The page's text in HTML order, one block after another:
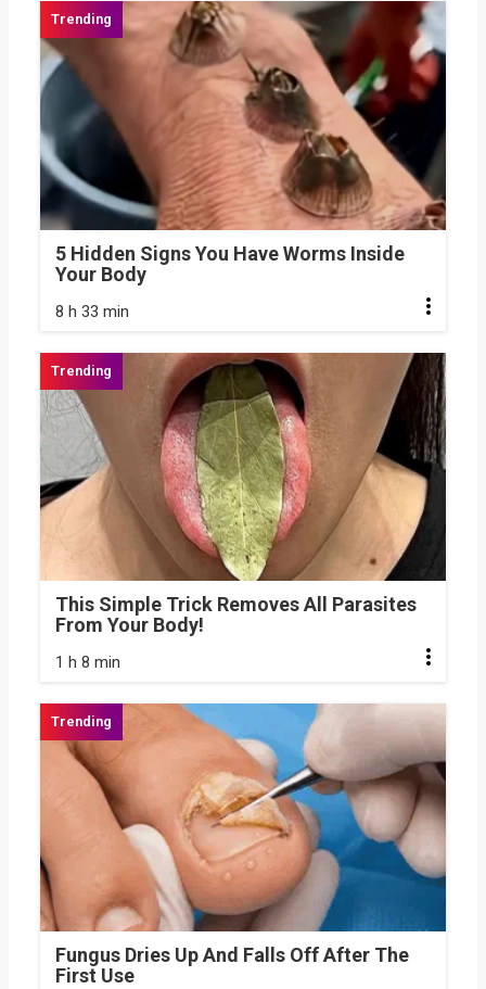
5 Hidden Signs You Have Worms Inside
Your Body
8 h 33 min
This Simple Trick Removes All Parasites
From Your Body!
1 h 8 min
Fungus Dries Up And Falls Off After The
First Use